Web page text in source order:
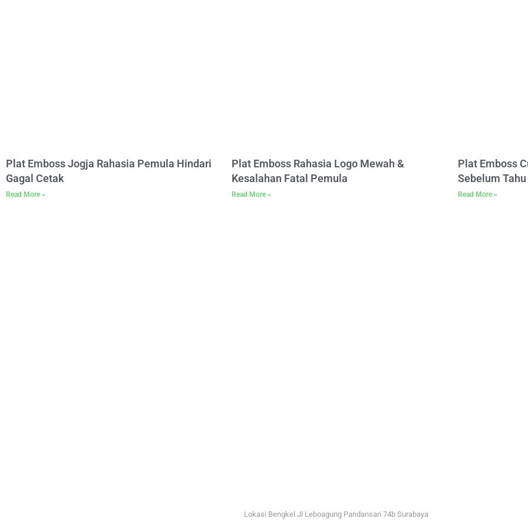
Plat Emboss Jogja Rahasia Pemula Hindari
Gagal Cetak
Read More »
Plat Emboss Rahasia Logo Mewah &
Kesalahan Fatal Pemula
Read More »
Plat Emboss
Sebelum
Read More »
Lokasi Bengkel Jl Leboagung Pandansari 74b Surabaya